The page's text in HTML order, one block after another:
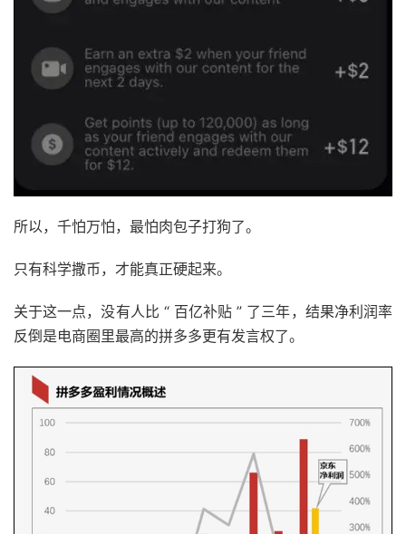
所以，千怕万怕，最怕肉包子打狗了。
只有科学撒币，才能真正硬起来。
关于这一点，没有人比 “ 百亿补贴 ” 了三年，结果净利润率
反倒是电商圈里最高的拼多多更有发言权了。